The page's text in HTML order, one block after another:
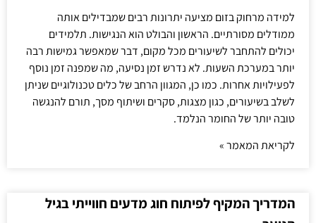
למידה מרחוק בזום מציעה יתרונות רבים שמבדילים אותה
ממודלים מסורתיים. הראשון והבולט הוא הנגישות. תלמידים
יכולים להתחבר לשיעורים מכל מקום, דבר שמאפשר גמישות רבה
יותר במערכת השעות. לא נדרש זמן נסיעה, מה שמפנה זמן נוסף
לפעילויות אחרות. כמו כן, המגוון הרחב של כלים טכנולוגיים שניתן
לשלב בשיעורים, כגון מצגות, סקרים ושיתוף מסך, תורם להנגשה
טובה יותר של החומר הנלמד.
לקריאת המאמר »
המדריך המקיף לפיתוח חוג מדעים חווייתי בגיל